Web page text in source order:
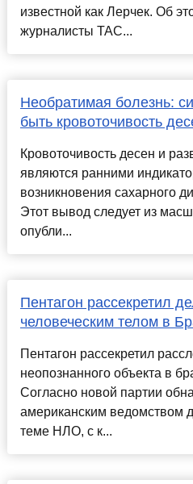
известной как Лерчек. Об
журналисты ТАС...
Необратимая болезнь:
быть кровоточивость
Кровоточивость десен и
являются ранними
возникновения сахарного
Этот вывод следует из
опубли...
Пентагон рассекретил
человеческим телом в
Пентагон рассекретил
неопознанного объекта в
Согласно новой партии
американским ведомством
теме НЛО, с к...